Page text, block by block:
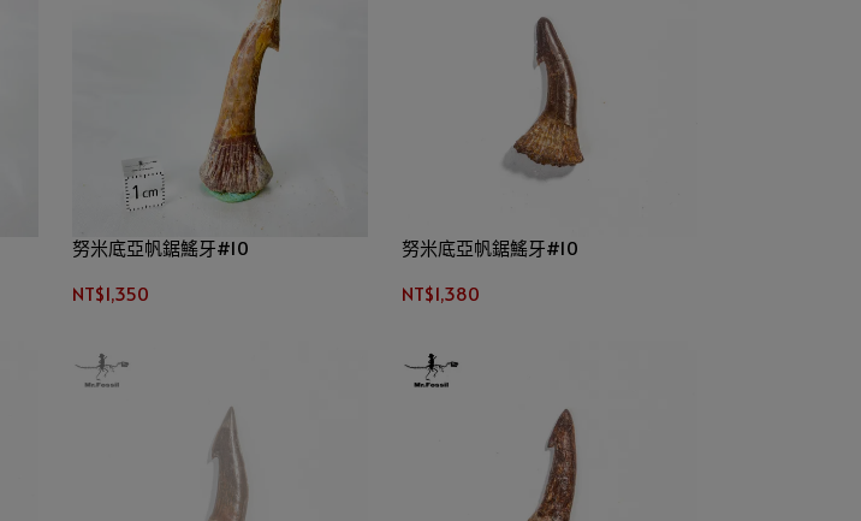
努米底亞帆鋸鰩牙#10
NT$1,350
努米底亞帆鋸鰩牙#10
NT$1,380